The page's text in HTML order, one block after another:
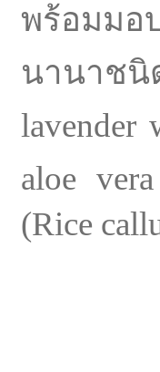
พร้อมมอ
นานาชนิ
aloe
(Rice